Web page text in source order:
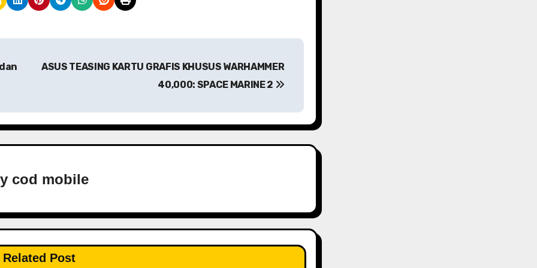
ASUS TEASING KARTU GRAFIS KHUSUS WARHAMMER
40,000: SPACE MARINE 2
cod mobile
Related Post